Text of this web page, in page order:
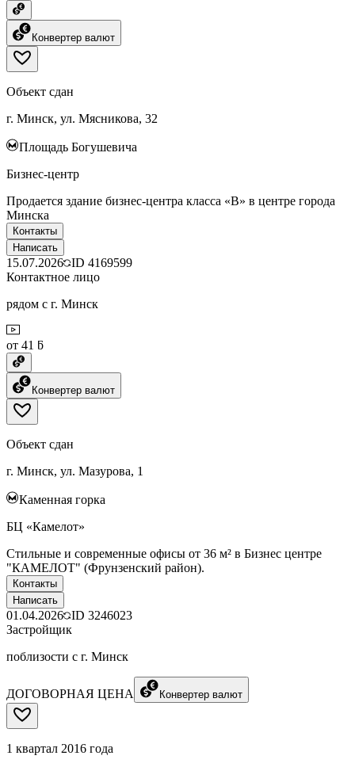
Конвертер валют
Объект сдан
г. Минск, ул. Мясникова, 32
Площадь Богушевича
Бизнес-центр
Пpодaeтcя здание бизнес-центра класса «B» в центpe гopoдa
Mинска
Контакты
Написать
15.07.2026 ID 4169599
Контактное лицо
рядом с г. Минск
от 41 ƃ
Конвертер валют
Объект сдан
г. Минск, ул. Мазурова, 1
Каменная горка
БЦ «Камелот»
Стильные и современные офисы от 36 м² в Бизнес центре
"КАМЕЛОТ" (Фрунзенский район).
Контакты
Написать
01.04.2026 ID 3246023
Застройщик
поблизости с г. Минск
ДОГОВОРНАЯ ЦЕНА Конвертер валют
1 квартал 2016 года